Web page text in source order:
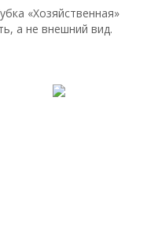
«Хозяйственная»
а не внешний вид.